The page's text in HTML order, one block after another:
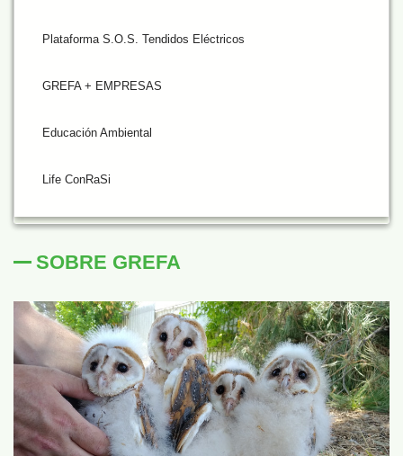
Plataforma S.O.S. Tendidos Eléctricos
GREFA + EMPRESAS
Educación Ambiental
Life ConRaSi
SOBRE GREFA